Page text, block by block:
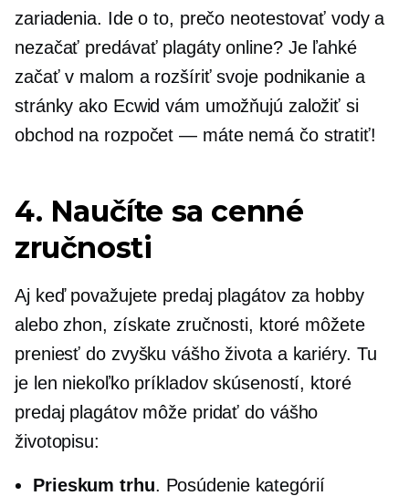
zariadenia. Ide o to, prečo neotestovať vody a
nezačať predávať plagáty online? Je ľahké
začať v malom a rozšíriť svoje podnikanie a
stránky ako Ecwid vám umožňujú založiť si
obchod na rozpočet — mátenemá čo stratiť!
4. Naučíte sa cenné
zručnosti
Aj keď považujete predaj plagátov za hobby
alebo zhon, získate zručnosti, ktoré môžete
preniesť do zvyšku vášho života a kariéry. Tu
je len niekoľko príkladov skúseností, ktoré
predaj plagátov môže pridať do vášho
životopisu:
Prieskum trhu. Posúdenie kategórií